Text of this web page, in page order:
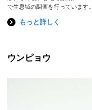
で生息域の調査を行っています。
もっと詳しく
ウンピョウ